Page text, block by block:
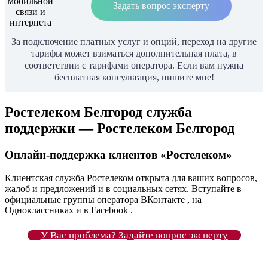
Задать вопрос эксперту
За подключение платных услуг и опций, переход на другие
тарифы может взиматься дополнительная плата, в
соответствии с тарифами оператора. Если вам нужна
бесплатная консультация, пишите мне!
Ростелеком Белгород служба
поддержки — Ростелеком Белгород
Онлайн-поддержка клиентов «Ростелеком»
Клиентская служба Ростелеком открыта для ваших вопросов,
жалоб и предложений и в социальных сетях. Вступайте в
официальные группы оператора ВКонтакте , на
Одноклассниках и в Facebook .
У Вас проблема? Задайте вопрос эксперту